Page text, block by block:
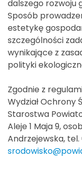
dalszego rozwoju
Sposób
estetykę
szczególności
wynikające z
polityki
Zgodnie z
Wydział Ochrony
Starostwa
Aleje 1 Maja 9,
Andrzejewska, tel.